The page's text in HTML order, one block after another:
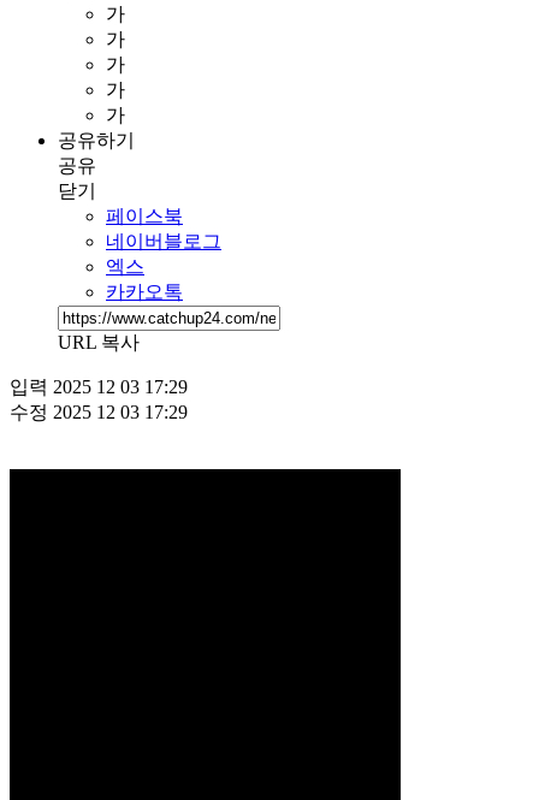
가
가
가
가
가
공유하기
공유
닫기
페이스북
네이버블로그
엑스
카카오톡
URL 복사
입력 2025 12 03 17:29
수정 2025 12 03 17:29